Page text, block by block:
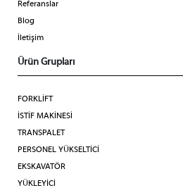
Referanslar
Blog
İletişim
Ürün Grupları
FORKLİFT
İSTİF MAKİNESİ
TRANSPALET
PERSONEL YÜKSELTİCİ
EKSKAVATÖR
YÜKLEYİCİ